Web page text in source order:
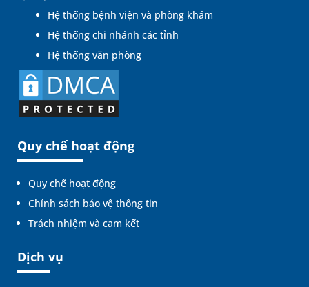
Hệ thống bệnh viện và phòng khám
Hệ thống chi nhánh các tỉnh
Hệ thống văn phòng
Quy chế hoạt động
Quy chế hoạt động
Chính sách bảo vệ thông tin
Trách nhiệm và cam kết
Dịch vụ